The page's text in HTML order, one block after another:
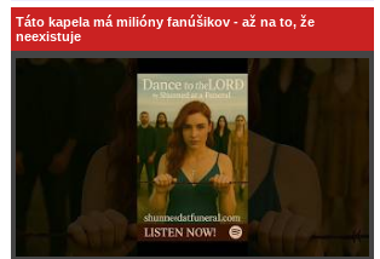
Táto kapela má milióny fanúšikov - až na to, že
neexistuje